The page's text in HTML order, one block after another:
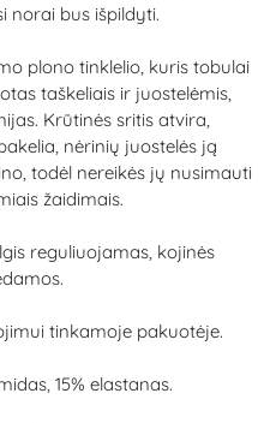
norai bus išpildyti.
plono tinklelio, kuris tobulai
taškeliais ir juostelėmis,
Krūtinės sritis atvira,
nėrinių juostelės ją
todėl nereikės jų nusimauti
žaidimais.
reguliuojamas, kojinės
tinkamoje pakuotėje.
15% elastanas.